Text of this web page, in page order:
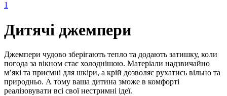
1
Дитячі джемпери
Джемпери чудово зберігають тепло та додають затишку, коли
погода за вікном стає холоднішою. Матеріали надзвичайно
мʼякі та приємні для шкіри, а крій дозволяє рухатись вільно та
природньо. А тому ваша дитина зможе в комфорті
реалізовувати всі свої нестримні ідеї.